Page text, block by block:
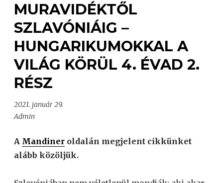
MURAVIDÉKTŐL
SZLAVÓNIÁIG –
HUNGARIKUMOKKAL A
VILÁG KÖRÜL 4. ÉVAD 2.
RÉSZ
2021. január 29.
Admin
A Mandiner oldalán megjelent cikkünket
alább közöljük.